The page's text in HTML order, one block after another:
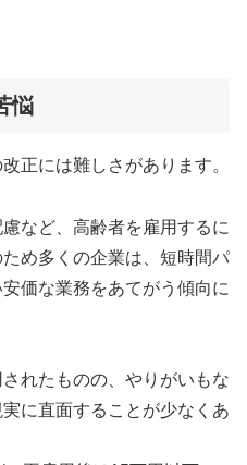
悩
正には難しさがあります。
など、高齢者を雇用するに
め多くの企業は、短時間パ
価な業務をあてがう傾向に
れたものの、やりがいもな
に直面することが少なくあ